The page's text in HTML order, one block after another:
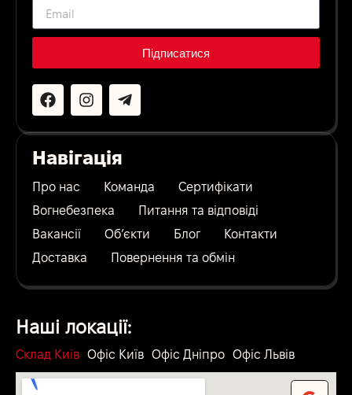
Підписатися
Навігація
Про нас Команда
Сертифікати
Вогнебезпека
Питання та відповіді
Вакансії
Об’єкти Блог
Контакти
Доставка
Повернення та обмін
Наші локації:
Склад Київ Офіс Київ Офіс Дніпро Офіс Львів